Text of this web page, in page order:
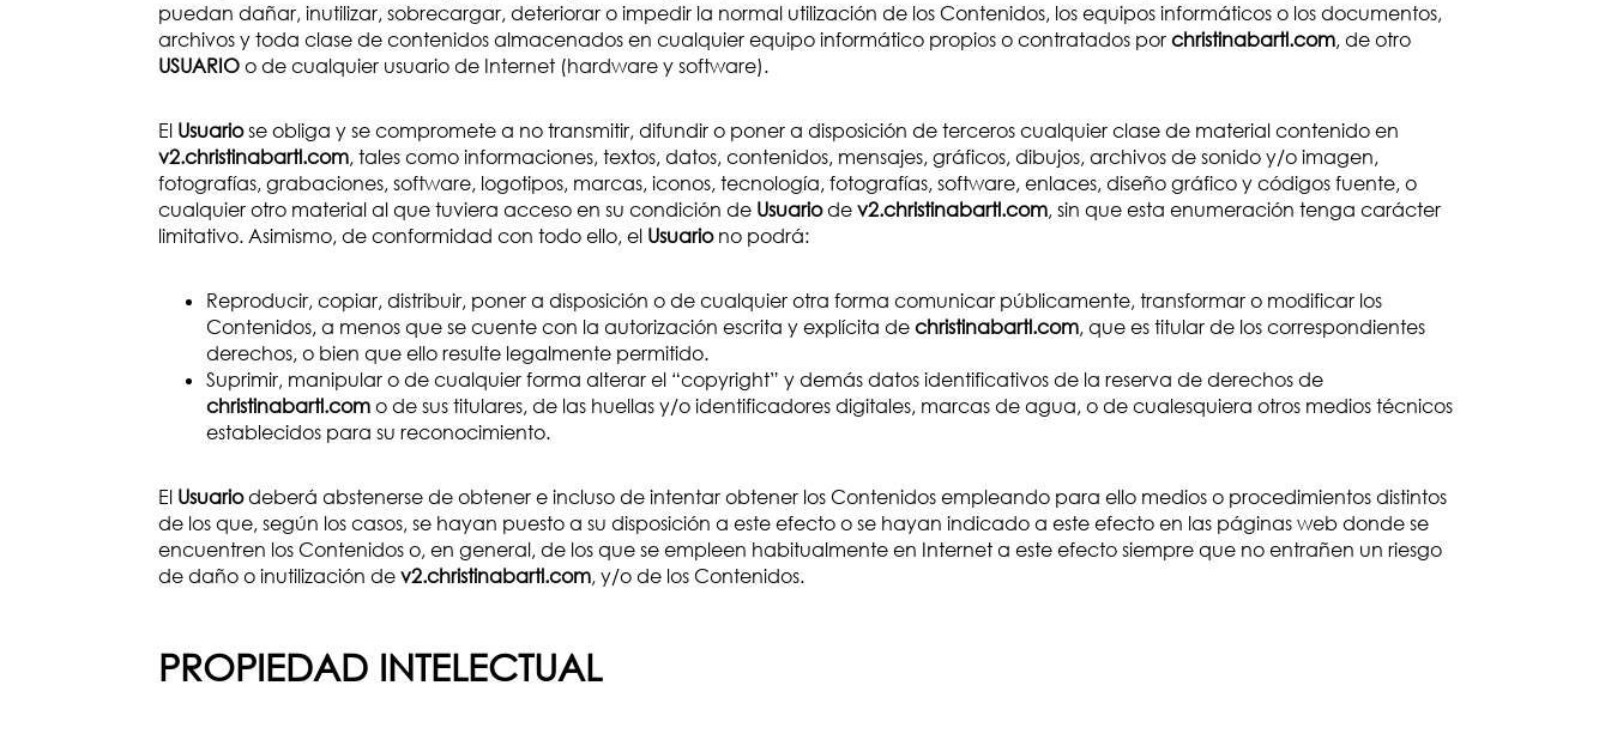
puedan dañar, inutilizar, sobrecargar, deteriorar o impedir la normal utilización de los Contenidos, los equipos informáticos o los documentos,
archivos y toda clase de contenidos almacenados en cualquier equipo informático propios o contratados por christinabartl.com, de otro
USUARIO o de cualquier usuario de Internet (hardware y software).
El Usuariose obliga y se compromete a no transmitir, difundir o poner a disposición de terceros cualquier clase de material contenido en
v2.christinabartl.com, tales como informaciones, textos, datos, contenidos, mensajes, gráficos, dibujos, archivos de sonido y/o imagen,
fotografías, grabaciones, software, logotipos, marcas, iconos, tecnología, fotografías, software, enlaces, diseño gráfico y códigos fuente, o
cualquier otro material al que tuviera acceso en su condición de Usuariode v2.christinabartl.com, sin que esta enumeración tenga carácter
limitativo. Asimismo, de conformidad con todo ello, el Usuariono podrá:
Reproducir, copiar, distribuir, poner a disposición o de cualquier otra forma comunicar públicamente, transformar o modificar los
Contenidos, a menos que se cuente con la autorización escrita y explícita de christinabartl.com, que es titular de los correspondientes
derechos, o bien que ello resulte legalmente permitido.
Suprimir, manipular o de cualquier forma alterar el “copyright” y demás datos identificativos de la reserva de derechos de
christinabartl.com o de sus titulares, de las huellas y/o identificadores digitales, marcas de agua, o de cualesquiera otros medios técnicos
establecidos para su reconocimiento.
El Usuariodeberá abstenerse de obtener e incluso de intentar obtener los Contenidos empleando para ello medios o procedimientos distintos
de los que, según los casos, se hayan puesto a su disposición a este efecto o se hayan indicado a este efecto en las páginas web donde se
encuentren los Contenidos o, en general, de los que se empleen habitualmente en Internet a este efecto siempre que no entrañen un riesgo
de daño o inutilización de v2.christinabartl.com, y/o de los Contenidos.
PROPIEDAD INTELECTUAL